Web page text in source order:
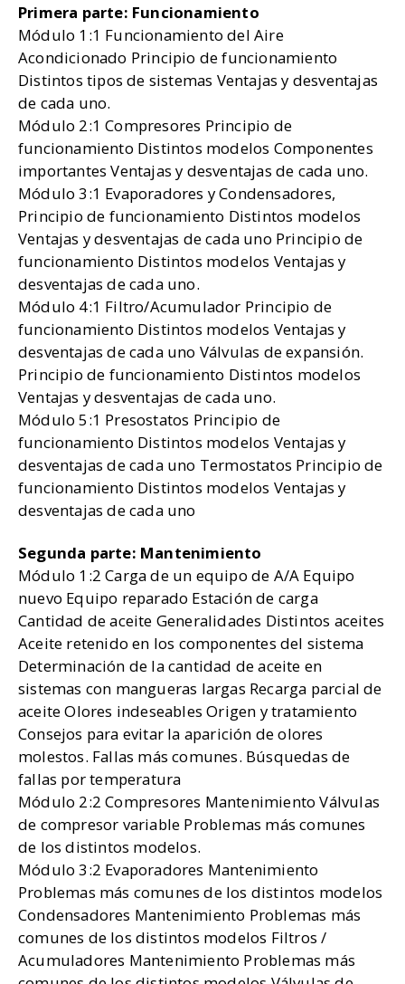
Primera parte: Funcionamiento
Módulo 1:1 Funcionamiento del Aire
Acondicionado Principio de funcionamiento
Distintos tipos de sistemas Ventajas y desventajas
de cada uno.
Módulo 2:1 Compresores Principio de
funcionamiento Distintos modelos Componentes
importantes Ventajas y desventajas de cada uno.
Módulo 3:1 Evaporadores y Condensadores,
Principio de funcionamiento Distintos modelos
Ventajas y desventajas de cada uno Principio de
funcionamiento Distintos modelos Ventajas y
desventajas de cada uno.
Módulo 4:1 Filtro/Acumulador Principio de
funcionamiento Distintos modelos Ventajas y
desventajas de cada uno Válvulas de expansión.
Principio de funcionamiento Distintos modelos
Ventajas y desventajas de cada uno.
Módulo 5:1 Presostatos Principio de
funcionamiento Distintos modelos Ventajas y
desventajas de cada uno Termostatos Principio de
funcionamiento Distintos modelos Ventajas y
desventajas de cada uno
Segunda parte: Mantenimiento
Módulo 1:2 Carga de un equipo de A/A Equipo
nuevo Equipo reparado Estación de carga
Cantidad de aceite Generalidades Distintos aceites
Aceite retenido en los componentes del sistema
Determinación de la cantidad de aceite en
sistemas con mangueras largas Recarga parcial de
aceite Olores indeseables Origen y tratamiento
Consejos para evitar la aparición de olores
molestos. Fallas más comunes. Búsquedas de
fallas por temperatura
Módulo 2:2 Compresores Mantenimiento Válvulas
de compresor variable Problemas más comunes
de los distintos modelos.
Módulo 3:2 Evaporadores Mantenimiento
Problemas más comunes de los distintos modelos
Condensadores Mantenimiento Problemas más
comunes de los distintos modelos Filtros /
Acumuladores Mantenimiento Problemas más